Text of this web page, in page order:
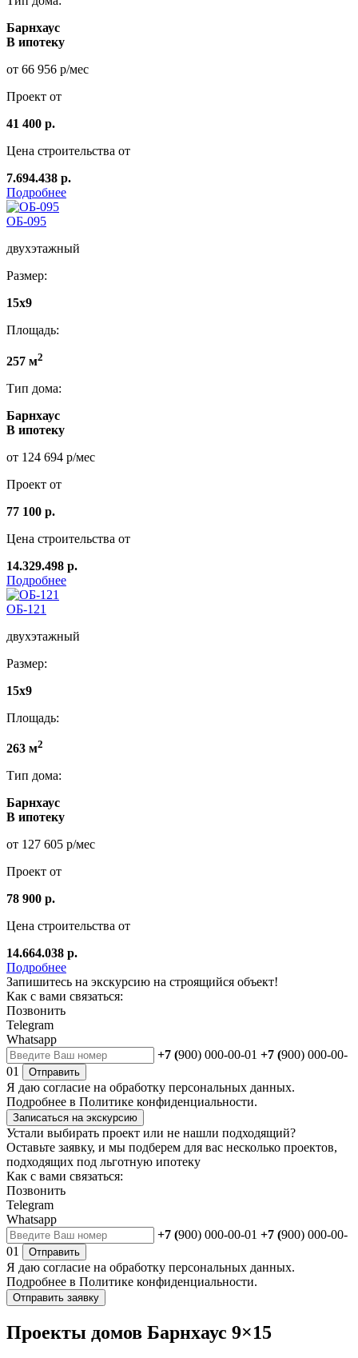
Барнхаус
В ипотеку
от 66 956 р/мес
Проект от
41 400 р.
Цена строительства от
7.694.438 р.
Подробнее
ОБ-095
двухэтажный
Размер:
15x9
Площадь:
257 м2
Тип дома:
Барнхаус
В ипотеку
от 124 694 р/мес
Проект от
77 100 р.
Цена строительства от
14.329.498 р.
Подробнее
ОБ-121
двухэтажный
Размер:
15x9
Площадь:
263 м2
Тип дома:
Барнхаус
В ипотеку
от 127 605 р/мес
Проект от
78 900 р.
Цена строительства от
14.664.038 р.
Подробнее
Запишитесь на экскурсию на строящийся объект!
Как с вами связаться:
Позвонить
Telegram
Whatsapp
+7 (900) 000-00-01 +7 (900) 000-00-
01
Отправить
Я даю согласие на обработку персональных данных.
Подробнее в Политике конфиденциальности.
Записаться на экскурсию
Устали выбирать проект или не нашли подходящий?
Оставьте заявку, и мы подберем для вас несколько проектов,
подходящих под льготную ипотеку
Как с вами связаться:
Позвонить
Telegram
Whatsapp
+7 (900) 000-00-01 +7 (900) 000-00-
01
Отправить
Я даю согласие на обработку персональных данных.
Подробнее в Политике конфиденциальности.
Отправить заявку
Проекты домов Барнхаус 9×15